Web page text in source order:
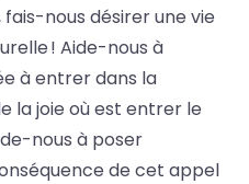
fais-nous désirer une vie
! Aide-nous à
à entrer dans la
la joie où est entrer le
nous à poser
de cet appel